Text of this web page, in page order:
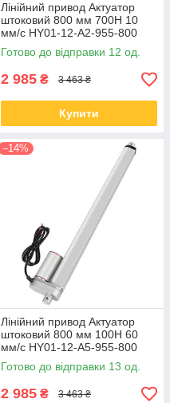
Лінійний привод Актуатор
штоковий 800 мм 700Н 10
мм/с HY01-12-A2-955-800
Готово до відправки 12 од.
2 985 ₴ 3 463 ₴
Купити
–14%
Лінійний привод Актуатор
штоковий 800 мм 100Н 60
мм/с HY01-12-A5-955-800
Готово до відправки 13 од.
2 985 ₴ 3 463 ₴